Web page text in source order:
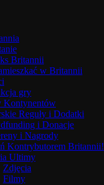
Britannii
w Britannii
gry
Kontynentów
Reguły i Dodatki
i Donacje
i Nagrody
Kontrybutorem Britannii!
Ultimy
Zdjęcia
Filmy